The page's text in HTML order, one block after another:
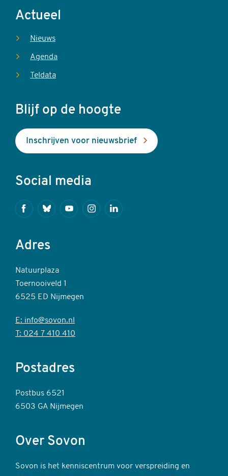
Actueel
Nieuws
Agenda
Teldata
Blijf op de hoogte
Inschrijven voor nieuwsbrief
Social media
FacebookBlueskyYoutubeInstagramLinkedin
Adres
Natuurplaza
Toernooiveld 1
6525 ED Nijmegen
E: info@sovon.nl
T: 024 7 410 410
Postadres
Postbus 6521
6503 GA Nijmegen
Over Sovon
Sovon is het kenniscentrum voor verspreiding en